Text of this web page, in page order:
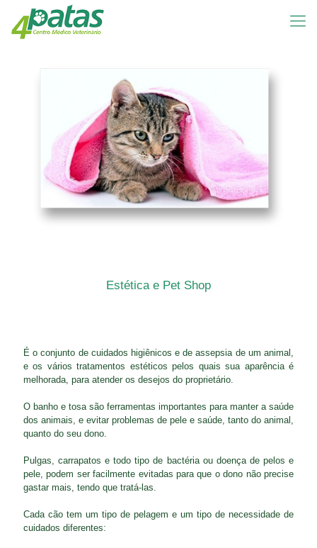
Estética e Pet Shop
É o conjunto de cuidados higiênicos e de assepsia de um animal,
e os vários tratamentos estéticos pelos quais sua aparência é
melhorada, para atender os desejos do proprietário.
O banho e tosa são ferramentas importantes para manter a saúde
dos animais, e evitar problemas de pele e saúde, tanto do animal,
quanto do seu dono.
Pulgas, carrapatos e todo tipo de bactéria ou doença de pelos e
pele, podem ser facilmente evitadas para que o dono não precise
gastar mais, tendo que tratá-las.
Cada cão tem um tipo de pelagem e um tipo de necessidade de
cuidados diferentes: